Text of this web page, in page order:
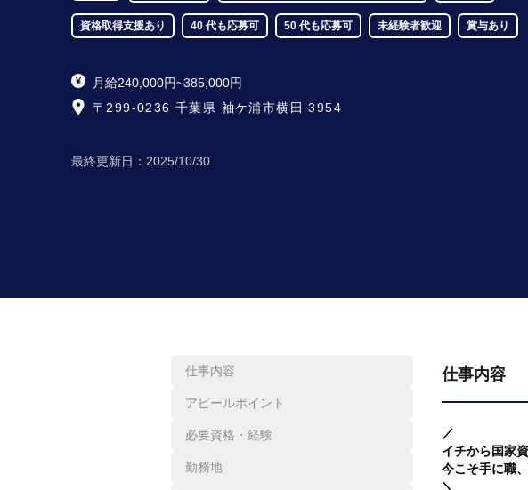
資格取得支援あり 40 代も応募可 50 代も応募可 未経験者歓迎 賞与あり
月給240,000円~385,000円
〒299-0236 千葉県 袖ケ浦市横田 3954
最終更新日： 2025/10/30
仕事内容
アピールポイント
必要資格・経験
勤務地
仕事内容
／
イチから国家
今こそ手に職
＼